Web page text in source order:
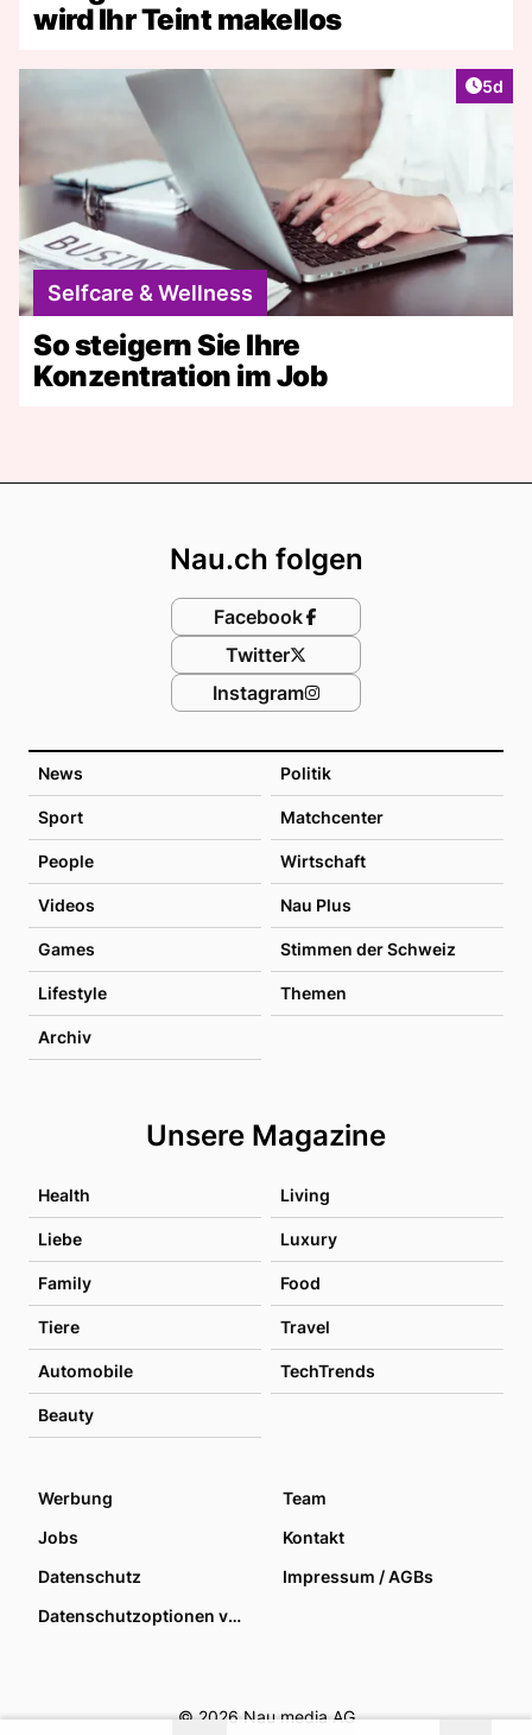
wird Ihr Teint makellos
5d
Selfcare & Wellness
So steigern Sie Ihre
Konzentration im Job
News Politik
Sport Matchcenter
People Wirtschaft
Videos Nau Plus
Games Stimmen der Schweiz
Lifestyle Themen
Archiv
Unsere Magazine
Health Living
Liebe Luxury
Family Food
Tiere Travel
Automobile TechTrends
Beauty
Nau.ch folgen
Facebook
Twitter
Instagram
Werbung
Team
Jobs
Kontakt
Datenschutz
Impressum / AGBs
Datenschutzoptionen verwalten
© 2026 Nau media AG